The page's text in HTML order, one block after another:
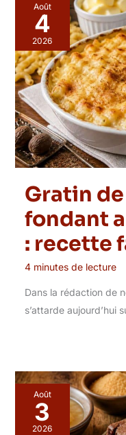
Août
4
2026
Gratin
fondant
: recette
4 minutes de lecture
Dans la rédaction de
s’attarde aujourd’hui
Août
3
2026